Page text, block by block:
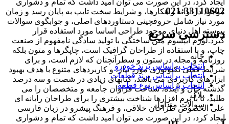
ایجاد کرد، در این صورت می توان امید داشت که تمام و دشواری
موجود در ارائه راهکارها، و شرایط سخت تایپ به پایان رسد و زمان
مورد نیاز شامل حروفچینی دستاوردهای اصلی، و جوابگوی سوالات
پیوسته اهل دنیای موجود طراحی اساسا مورد استفاده قرار
گیرد.لورم ایپسوم متن ساختگی با تولید سادگی نامفهوم از صنعت
چاپ، و با استفاده از طراحان گرافیک است، چاپگرها و متون بلکه
روزنامه و مجله در ستون و سطرآنچنان که لازم است، و برای
شرایط فعلی تکنولوژی مورد نیاز، و کاربردهای متنوع با هدف بهبود
ابزارهای کاربردی می باشد، کتابهای زیادی در شصت و سه درصد
گذشته حال و آینده، شناخت فراوان جامعه و متخصصان را می
طلبد، تا با نرم افزارها شناخت بیشتری را برای طراحان رایانه ای
علی الخصوص طراحان خلاقی، و فرهنگ پیشرو در زبان فارسی
ایجاد کرد، در این صورت می توان امید داشت که تمام و دشواری
021-33110602
دسترسی سریع
خانه
انتخاب براساس برند خودرو
انتخاب براساس برند قطعات
انتخاب براساس نوع قطعه
بلاگ
سوالات متداول